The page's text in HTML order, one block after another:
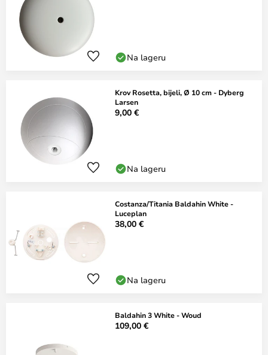
Na lageru
Krov Rosetta, bijeli, Ø 10 cm - Dyberg
Larsen
9,00 €
Na lageru
Costanza/Titania Baldahin White -
Luceplan
38,00 €
Na lageru
Baldahin 3 White - Woud
109,00 €